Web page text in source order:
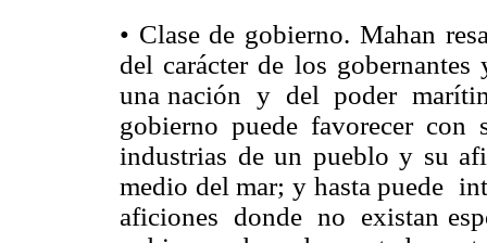
• Clase de gobierno. Mahan
del carácter de los
una nación y del poder
gobierno puede favorecer
industrias de un pueblo y su
medio del mar; y hasta puede
aficiones donde no existan